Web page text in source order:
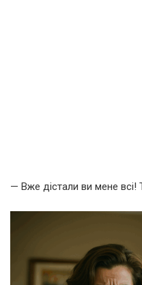
— Вже дістали ви мене всі!